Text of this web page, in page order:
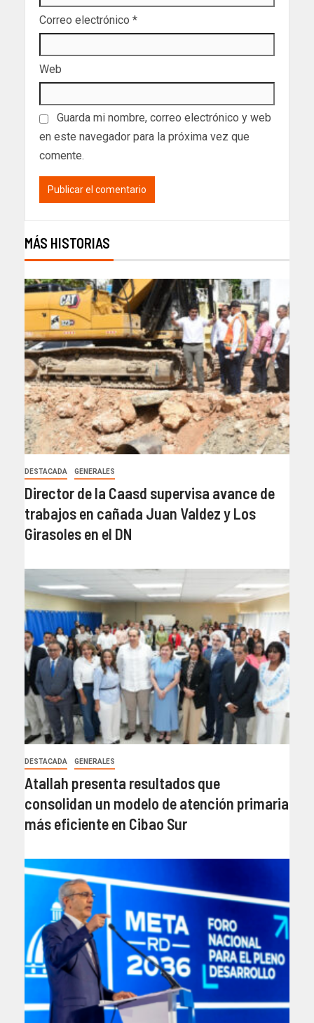
Correo electrónico *
Web
Guarda mi nombre, correo electrónico y web
en este navegador para la próxima vez que
comente.
MÁS HISTORIAS
DESTACADA GENERALES
Director de la Caasd supervisa avance de
trabajos en cañada Juan Valdez y Los
Girasoles en el DN
DESTACADA GENERALES
Atallah presenta resultados que
consolidan un modelo de atención primaria
más eficiente en Cibao Sur